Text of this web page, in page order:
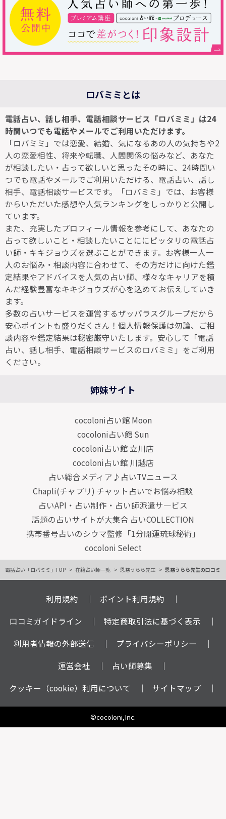
ロバミミとは
電話占い、話し相手、電話相談サービス「ロバミミ」は24
時間いつでも電話やメールでご利用いただけます。
「ロバミミ」では恋愛、結婚、気になるあの人の気持ちや2
人の恋愛相性、将来や転職、人間関係の悩みなど、あなた
が相談したい・占って欲しいと思ったその時に、24時間い
つでも電話やメールでご利用いただける、電話占い、話し
相手、電話相談サービスです。「ロバミミ」では、お客様
からいただいた感想や人気ランキングをしっかりと公開し
ています。
また、充実したプロフィール情報を参考にして、あなたの
占って欲しいこと・相談したいことににピッタリの電話占
い師・キキジョウズを選ぶことができます。お客様一人一
人のお悩み・相談内容に合わせて、その方だけに向けた鑑
定結果やアドバイスを人気の占い師、様々なキャリアを積
んだ経験豊富なキキジョウズが心を込めてお伝えしていき
ます。
多数の占いサービスを運営するザッパラスグループだから
安心ポイントも盛りだくさん！個人情報保護は勿論、ご相
談内容や鑑定結果は秘密厳守いたします。安心して「電話
占い、話し相手、電話相談サービスのロバミミ」をご利用
ください。
姉妹サイト
cocoloni占い館 Moon
cocoloni占い館 Sun
cocoloni占い館 立川店
cocoloni占い館 川越店
占い総合メディア♪占いTVニュース
Chapli(チャプリ) チャット占いでお悩み相談
占いAPI・占い制作・占い師派遣サ―ビス
話題の占いサイトが大集合 占いCOLLECTION
携帯番号占いのシウマ監修「1分開運琉球秘術」
cocoloni Select
電話占い「ロバミミ」TOP 在籍占い師一覧 恩慈うらら先生 恩慈うらら先生の口コミ
利用規約
ポイント利用規約
口コミガイドライン
特定商取引法に基づく表示
利用者情報の外部送信
プライバシーポリシー
運営会社
占い師募集
クッキー（cookie）利用について
サイトマップ
©cocoloni,Inc.